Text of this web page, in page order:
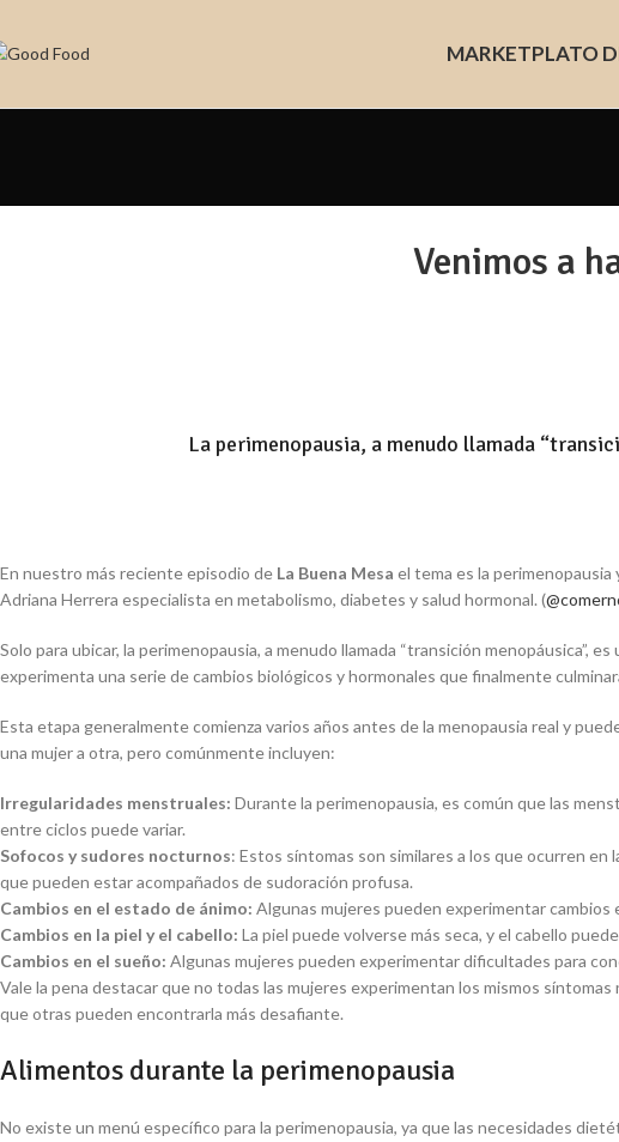
MARKETPLATO
Venimos a
La perimenopausia, a menudo llamada
En nuestro más reciente episodio de La Buena Mesa el tema es la
Adriana Herrera especialista en metabolismo, diabetes y salud hormonal. (
Solo para ubicar, la perimenopausia, a menudo llamada “transición menopáusica”,
experimenta una serie de cambios biológicos y hormonales que finalmente
Esta etapa generalmente comienza varios años antes de la menopausia real y
una mujer a otra, pero comúnmente incluyen:
Irregularidades menstruales: Durante la perimenopausia, es común que las
entre ciclos puede variar.
Sofocos y sudores nocturnos: Estos síntomas son similares a los que ocurren
que pueden estar acompañados de sudoración profusa.
Cambios en el estado de ánimo: Algunas mujeres pueden experimentar cambios
Cambios en la piel y el cabello: La piel puede volverse más seca, y el cabello
Cambios en el sueño: Algunas mujeres pueden experimentar dificultades para
Vale la pena destacar que no todas las mujeres experimentan los mismos
que otras pueden encontrarla más desafiante.
Alimentos durante la perimenopausia
No existe un menú específico para la perimenopausia, ya que las necesidades